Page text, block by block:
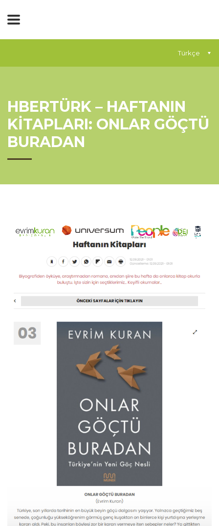
Türkçe
HBERTÜRK – HAFTANIN
KİTAPLARI: ONLAR GÖÇTÜ
BURADAN